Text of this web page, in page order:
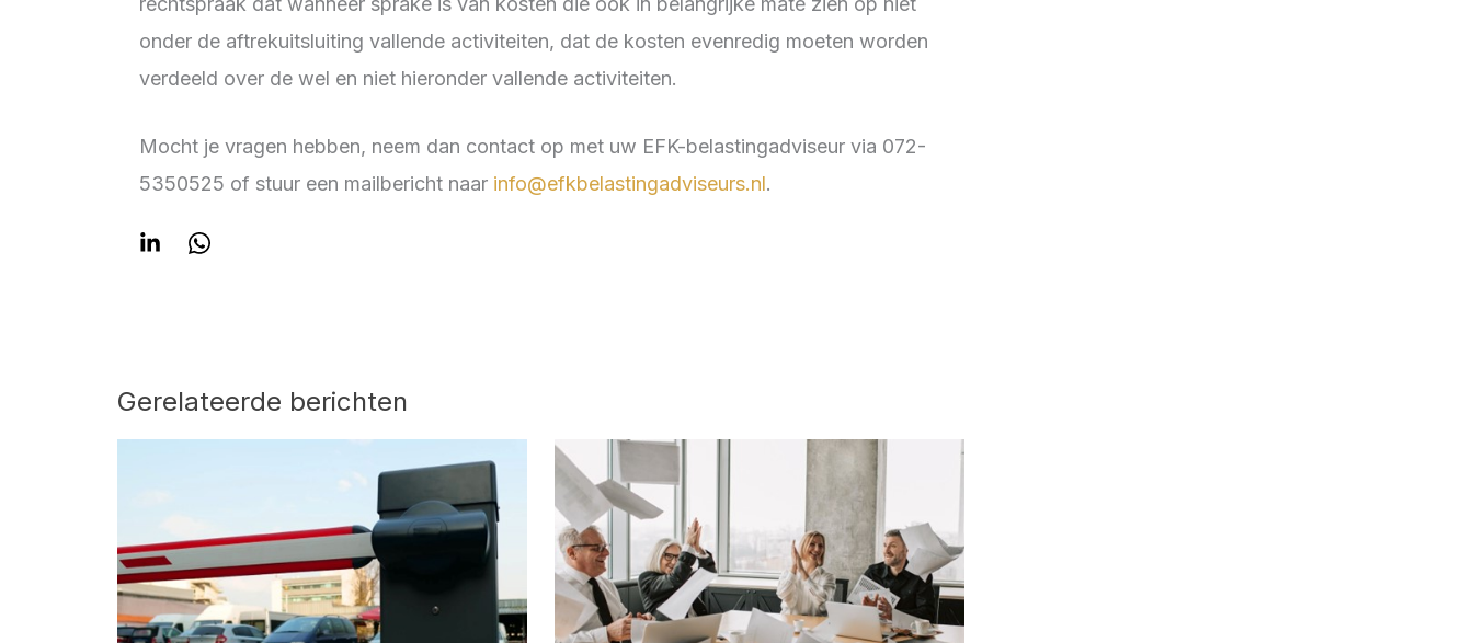
onder de aftrekuitsluiting vallende activiteiten, dat de kosten evenredig moeten worden
verdeeld over de wel en niet hieronder vallende activiteiten.
Mocht je vragen hebben, neem dan contact op met uw EFK-belastingadviseur via 072-
5350525 of stuur een mailbericht naar info@efkbelastingadviseurs.nl.
Gerelateerde berichten